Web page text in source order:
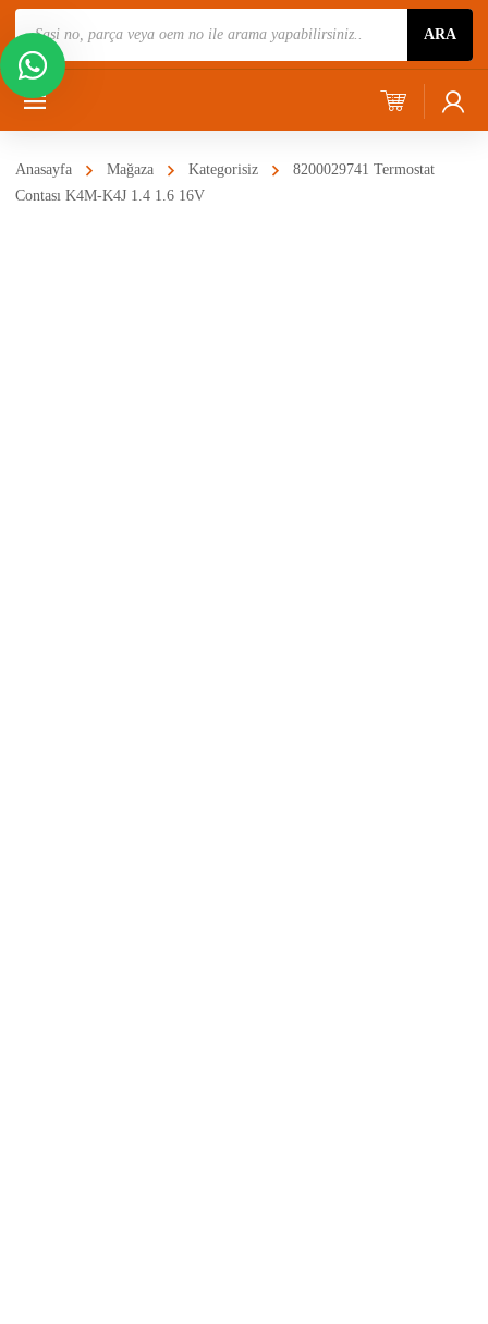
Ara
ARA
Anasayfa Mağaza Kategorisiz
8200029741 Termostat
Contası K4M-K4J 1.4 1.6 16V